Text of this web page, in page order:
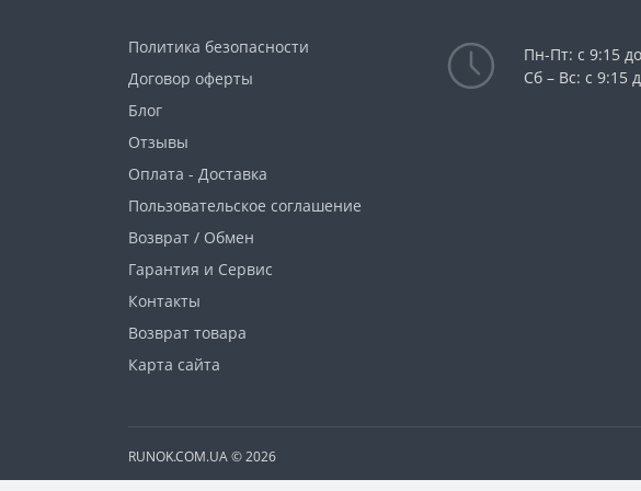
Политика безопасности
Договор оферты
Блог
Отзывы
Оплата - Доставка
Пользовательское соглашение
Возврат / Обмен
Гарантия и Сервис
Контакты
Возврат товара
Карта сайта
Пн-Пт: с 9:15
Сб – Вс: с 9:15
RUNOK.COM.UA © 2026